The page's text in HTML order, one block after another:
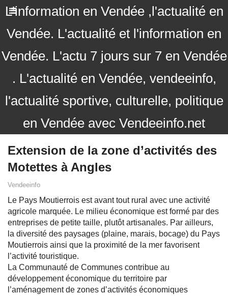
L'information en Vendée ,l'actualité en
Vendée. L'actualité et l'information en
Vendée. L'actu 7 jours sur 7 en Vendée
. L'actualité en Vendée, vendeeinfo,
l'actualité sportive, culturelle, politique
en Vendée avec Vendeeinfo.net
Extension de la zone d’activités des
Motettes à Angles
Vendeeinfo
Le Pays Moutierrois est avant tout rural avec une activité
agricole marquée. Le milieu économique est formé par des
entreprises de petite taille, plutôt artisanales. Par ailleurs,
la diversité des paysages (plaine, marais, bocage) du Pays
Moutierrois ainsi que la proximité de la mer favorisent
l’activité touristique.
La Communauté de Communes contribue au
développement économique du territoire par
l’aménagement de zones d’activités économiques